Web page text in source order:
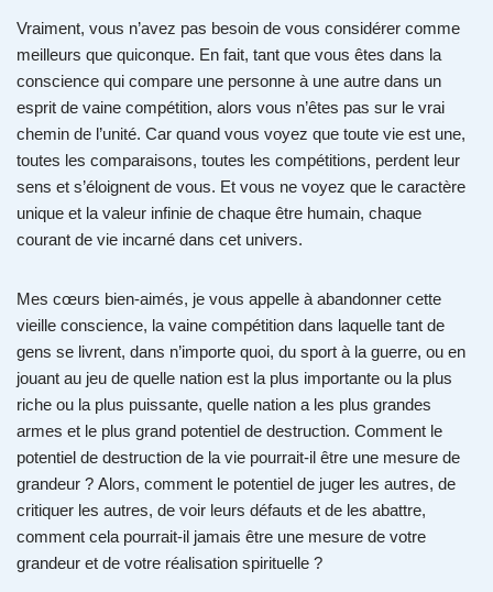
Vraiment, vous n’avez pas besoin de vous considérer comme
meilleurs que quiconque. En fait, tant que vous êtes dans la
conscience qui compare une personne à une autre dans un
esprit de vaine compétition, alors vous n’êtes pas sur le vrai
chemin de l’unité. Car quand vous voyez que toute vie est une,
toutes les comparaisons, toutes les compétitions, perdent leur
sens et s’éloignent de vous. Et vous ne voyez que le caractère
unique et la valeur infinie de chaque être humain, chaque
courant de vie incarné dans cet univers.
Mes cœurs bien-aimés, je vous appelle à abandonner cette
vieille conscience, la vaine compétition dans laquelle tant de
gens se livrent, dans n’importe quoi, du sport à la guerre, ou en
jouant au jeu de quelle nation est la plus importante ou la plus
riche ou la plus puissante, quelle nation a les plus grandes
armes et le plus grand potentiel de destruction. Comment le
potentiel de destruction de la vie pourrait-il être une mesure de
grandeur ? Alors, comment le potentiel de juger les autres, de
critiquer les autres, de voir leurs défauts et de les abattre,
comment cela pourrait-il jamais être une mesure de votre
grandeur et de votre réalisation spirituelle ?